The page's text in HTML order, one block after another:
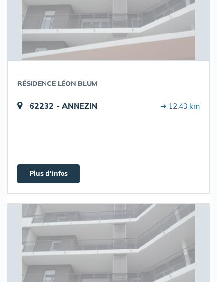
RÉSIDENCE LÉON BLUM
62232 - ANNEZIN ➔ 12.43 km
Plus d'infos